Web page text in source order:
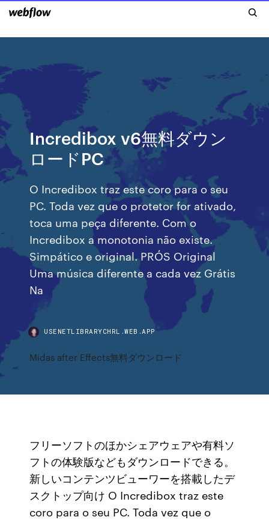
Incredibox v6無料ダウン
ロードPC
O Incredibox traz este coro para o seu
PC. Toda vez que o protetor for ativado,
toca uma peça diferente. Com o
Incredibox a monotonia não existe.
Simpático e original. PRÓS Original
Uma música diferente a cada vez Grátis
Na
USENETLIBRARYCHRL.WEB.APP
Midas after Effects無料ダウンロード
フリーソフトのほかシェアウェアや有料ソ
フトの体験版などもダウンロードできる。
新しいコンテンツビューワーを搭載したデ
スクトップ向け O Incredibox traz este
coro para o seu PC. Toda vez que o